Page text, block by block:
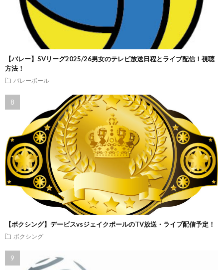
【バレー】SVリーグ2025/26男女のテレビ放送日程とライブ配信！視聴
方法！
バレーボール
【ボクシング】デービスvsジェイクポールのTV放送・ライブ配信予定！
ボクシング